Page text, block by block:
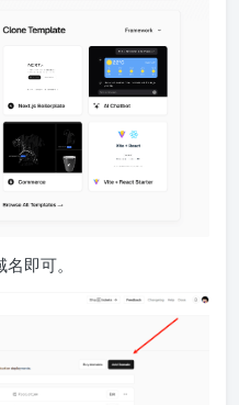
即可。